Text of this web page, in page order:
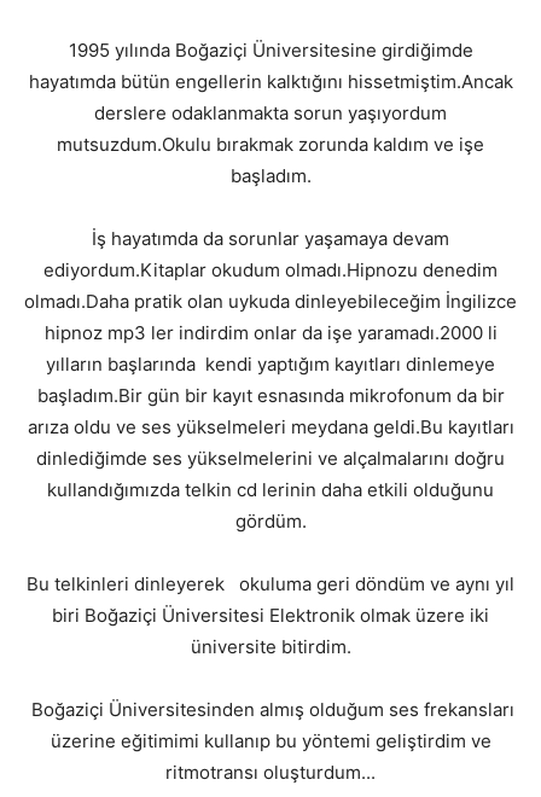
1995 yılında Boğaziçi Üniversitesine girdiğimde
hayatımda bütün engellerin kalktığını hissetmiştim.Ancak
derslere odaklanmakta sorun yaşıyordum
mutsuzdum.Okulu bırakmak zorunda kaldım ve işe
başladım.
İş hayatımda da sorunlar yaşamaya devam
ediyordum.Kitaplar okudum olmadı.Hipnozu denedim
olmadı.Daha pratik olan uykuda dinleyebileceğim İngilizce
hipnoz mp3 ler indirdim onlar da işe yaramadı.2000 li
yılların başlarında kendi yaptığım kayıtları dinlemeye
başladım.Bir gün bir kayıt esnasında mikrofonum da bir
arıza oldu ve ses yükselmeleri meydana geldi.Bu kayıtları
dinlediğimde ses yükselmelerini ve alçalmalarını doğru
kullandığımızda telkin cd lerinin daha etkili olduğunu
gördüm.
Bu telkinleri dinleyerek okuluma geri döndüm ve aynı yıl
biri Boğaziçi Üniversitesi Elektronik olmak üzere iki
üniversite bitirdim.
Boğaziçi Üniversitesinden almış olduğum ses frekansları
üzerine eğitimimi kullanıp bu yöntemi geliştirdim ve
ritmotransı oluşturdum...